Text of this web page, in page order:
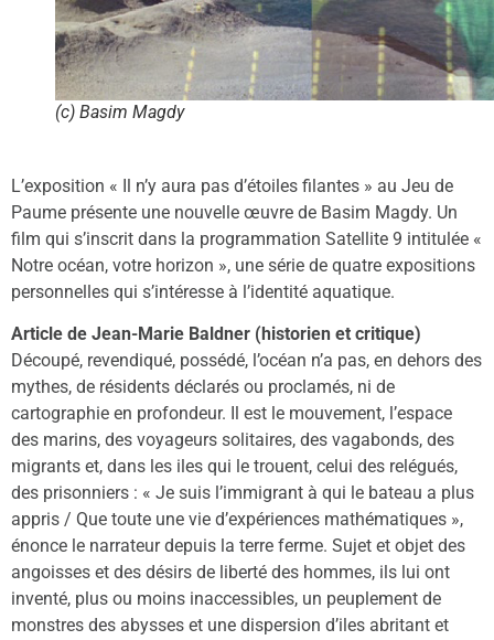
(c) Basim Magdy
L’exposition « Il n’y aura pas d’étoiles filantes » au Jeu de
Paume présente une nouvelle œuvre de Basim Magdy. Un
film qui s’inscrit dans la programmation Satellite 9 intitulée «
Notre océan, votre horizon », une série de quatre expositions
personnelles qui s’intéresse à l’identité aquatique.
Article de Jean-Marie Baldner (historien et critique)
Découpé, revendiqué, possédé, l’océan n’a pas, en dehors des
mythes, de résidents déclarés ou proclamés, ni de
cartographie en profondeur. Il est le mouvement, l’espace
des marins, des voyageurs solitaires, des vagabonds, des
migrants et, dans les iles qui le trouent, celui des relégués,
des prisonniers : « Je suis l’immigrant à qui le bateau a plus
appris / Que toute une vie d’expériences mathématiques »,
énonce le narrateur depuis la terre ferme. Sujet et objet des
angoisses et des désirs de liberté des hommes, ils lui ont
inventé, plus ou moins inaccessibles, un peuplement de
monstres des abysses et une dispersion d’iles abritant et